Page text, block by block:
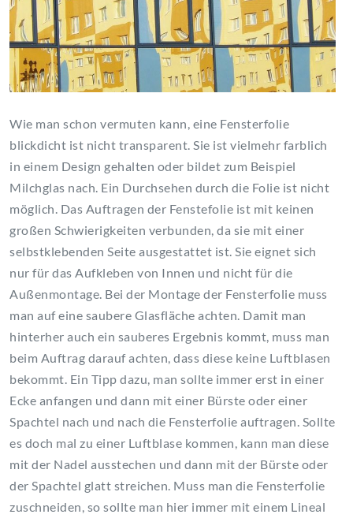
Wie man schon vermuten kann, eine Fensterfolie
blickdicht ist nicht transparent. Sie ist vielmehr farblich
in einem Design gehalten oder bildet zum Beispiel
Milchglas nach. Ein Durchsehen durch die Folie ist nicht
möglich. Das Auftragen der Fenstefolie ist mit keinen
großen Schwierigkeiten verbunden, da sie mit einer
selbstklebenden Seite ausgestattet ist. Sie eignet sich
nur für das Aufkleben von Innen und nicht für die
Außenmontage. Bei der Montage der Fensterfolie muss
man auf eine saubere Glasfläche achten. Damit man
hinterher auch ein sauberes Ergebnis kommt, muss man
beim Auftrag darauf achten, dass diese keine Luftblasen
bekommt. Ein Tipp dazu, man sollte immer erst in einer
Ecke anfangen und dann mit einer Bürste oder einer
Spachtel nach und nach die Fensterfolie auftragen. Sollte
es doch mal zu einer Luftblase kommen, kann man diese
mit der Nadel ausstechen und dann mit der Bürste oder
der Spachtel glatt streichen. Muss man die Fensterfolie
zuschneiden, so sollte man hier immer mit einem Lineal